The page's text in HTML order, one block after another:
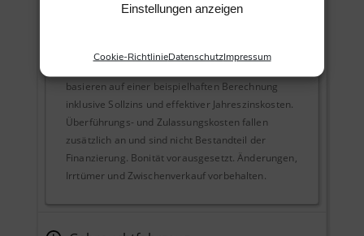
Einstellungen anzeigen
Cookie-RichtlinieDatenschutzImpressum
undefined, undefined undefined
gemäß § 6a
basieren auf einer beispielhaften Berechnung
inklusive Sollzins und effektiver Jahreszinskosten.
Überführungs- und Zulassungskosten fallen
zusätzlich an und sind nicht Bestandteil der
Finanzierung. Bonität vorausgesetzt. Änderungen,
Irrtümer und Zwischenverkauf vorbehalten.